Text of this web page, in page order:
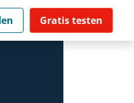
Gratis testen